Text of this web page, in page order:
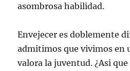
asombrosa habilidad.
Envejecer es doblemente
admitimos que vivimos en
valora la juventud. ¿Asi